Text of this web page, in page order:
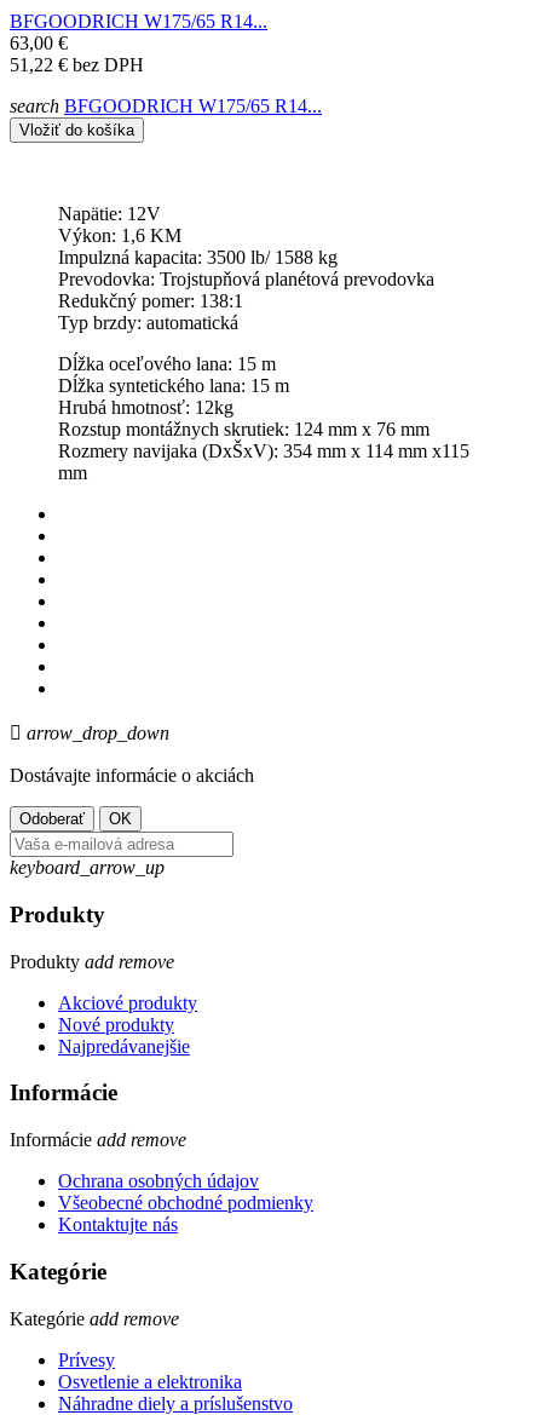
BFGOODRICH W175/65 R14...
63,00 €
51,22 € bez DPH
search BFGOODRICH W175/65 R14...
Vložiť do košíka
Napätie: 12V
Výkon: 1,6 KM
Impulzná kapacita: 3500 lb/ 1588 kg
Prevodovka: Trojstupňová planétová prevodovka
Redukčný pomer: 138:1
Typ brzdy: automatická
Dĺžka oceľového lana: 15 m
Dĺžka syntetického lana: 15 m
Hrubá hmotnosť: 12kg
Rozstup montážnych skrutiek: 124 mm x 76 mm
Rozmery navijaka (DxŠxV): 354 mm x 114 mm x115
mm
 arrow_drop_down
Dostávajte informácie o akciách
keyboard_arrow_up
Produkty
Produkty add remove
Akciové produkty
Nové produkty
Najpredávanejšie
Informácie
Informácie add remove
Ochrana osobných údajov
Všeobecné obchodné podmienky
Kontaktujte nás
Kategórie
Kategórie add remove
Prívesy
Osvetlenie a elektronika
Náhradne diely a príslušenstvo